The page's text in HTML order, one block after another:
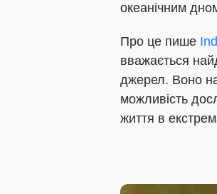
океанічним
Про це пише
вважається
джерел. Воно
можливість
життя в